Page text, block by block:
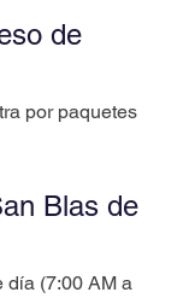
de
por paquetes
Blas de
día (7:00 AM a